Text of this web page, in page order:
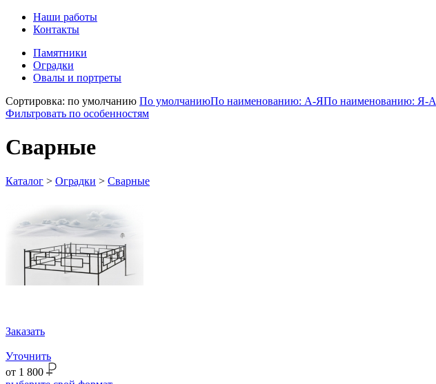
Наши работы
Контакты
Памятники
Оградки
Овалы и портреты
Сортировка: по умолчанию По умолчаниюПо наименованию: А-ЯПо наименованию: Я-А
Фильтровать по особенностям
Сварные
Каталог > Оградки > Сварные
Заказать
Уточнить
от 1 800